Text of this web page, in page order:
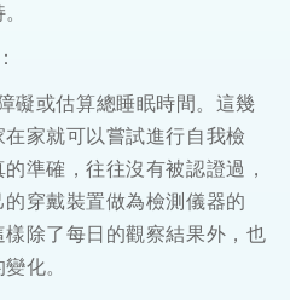
礙或估算總睡眠時間。這幾
家就可以嘗試進行自我檢
準確，往往沒有被認證過，
穿戴裝置做為檢測儀器的
除了每日的觀察結果外，也
化。